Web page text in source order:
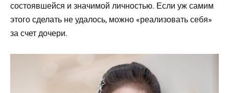
состоявшейся и значимой личностью. Если уж самим
этого сделать не удалось, можно «реализовать себя»
за счет дочери.